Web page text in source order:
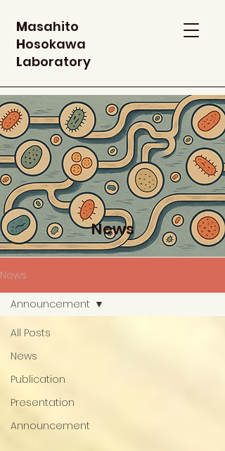
Masahito
Hosokawa
Laboratory
News
News
All Posts
News
Publication
Presentation
Announcement
Announcement